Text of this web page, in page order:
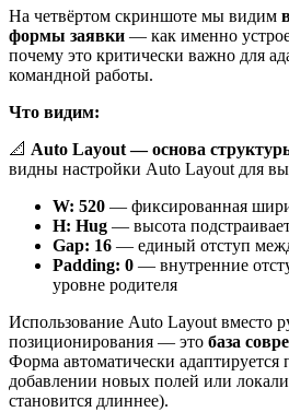
На четвёртом скриншоте мы видим
формы заявки — как именно
почему это критически важно для
командной работы.
Что видим:
📐 Auto Layout — основа
видны настройки Auto Layout для
W: 520 — фиксированная
H: Hug — высота
Gap: 16 — единый отступ
Padding: 0 — внутренние
уровне родителя
Использование Auto Layout вместо
позиционирования — это база
Форма автоматически адаптируется
добавлении новых полей или
становится длиннее).